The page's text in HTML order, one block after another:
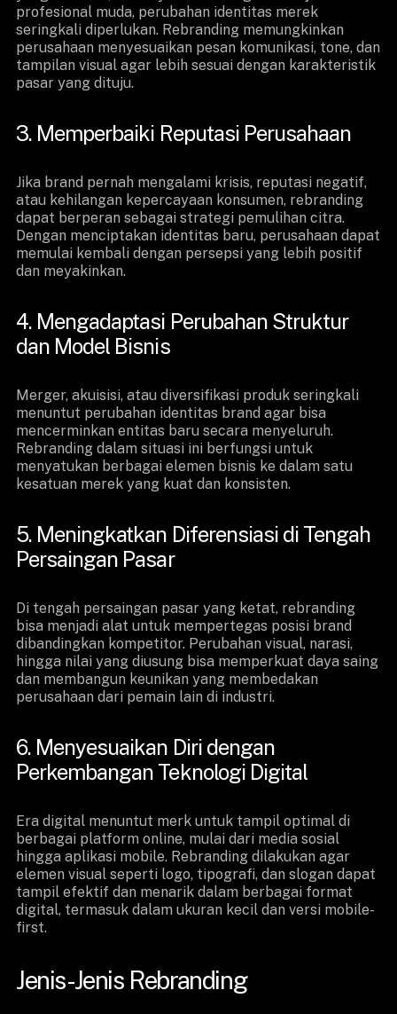
profesional muda, perubahan identitas merek
seringkali diperlukan. Rebranding memungkinkan
perusahaan menyesuaikan pesan komunikasi, tone, dan
tampilan visual agar lebih sesuai dengan karakteristik
pasar yang dituju.
3. Memperbaiki Reputasi Perusahaan
Jika brand pernah mengalami krisis, reputasi negatif,
atau kehilangan kepercayaan konsumen, rebranding
dapat berperan sebagai strategi pemulihan citra.
Dengan menciptakan identitas baru, perusahaan dapat
memulai kembali dengan persepsi yang lebih positif
dan meyakinkan.
4. Mengadaptasi Perubahan Struktur
dan Model Bisnis
Merger, akuisisi, atau diversifikasi produk seringkali
menuntut perubahan identitas brand agar bisa
mencerminkan entitas baru secara menyeluruh.
Rebranding dalam situasi ini berfungsi untuk
menyatukan berbagai elemen bisnis ke dalam satu
kesatuan merek yang kuat dan konsisten.
5. Meningkatkan Diferensiasi di Tengah
Persaingan Pasar
Di tengah persaingan pasar yang ketat, rebranding
bisa menjadi alat untuk mempertegas posisi brand
dibandingkan kompetitor. Perubahan visual, narasi,
hingga nilai yang diusung bisa memperkuat daya saing
dan membangun keunikan yang membedakan
perusahaan dari pemain lain di industri.
6. Menyesuaikan Diri dengan
Perkembangan Teknologi Digital
Era digital menuntut merk untuk tampil optimal di
berbagai platform online, mulai dari media sosial
hingga aplikasi mobile. Rebranding dilakukan agar
elemen visual seperti logo, tipografi, dan slogan dapat
tampil efektif dan menarik dalam berbagai format
digital, termasuk dalam ukuran kecil dan versi mobile-
first.
Jenis-Jenis Rebranding